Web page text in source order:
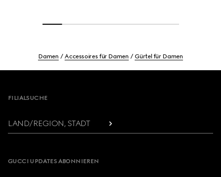
Damen Accessoires für Damen Gürtel für Damen
FILIALSUCHE
LAND/REGION, STADT
GUCCI UPDATES ABONNIEREN